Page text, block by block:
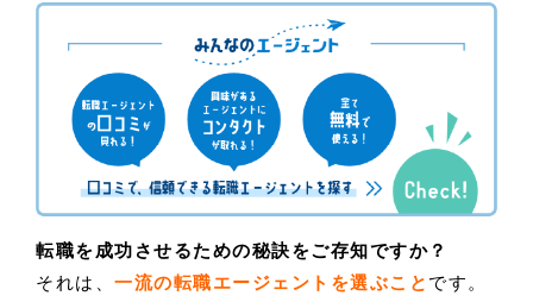
転職を成功させるための秘訣をご存知ですか？
それは、 一流の転職エージェントを選ぶこと です。